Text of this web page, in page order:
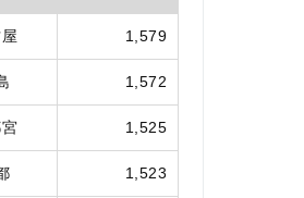
1,579
1,572
1,525
1,523